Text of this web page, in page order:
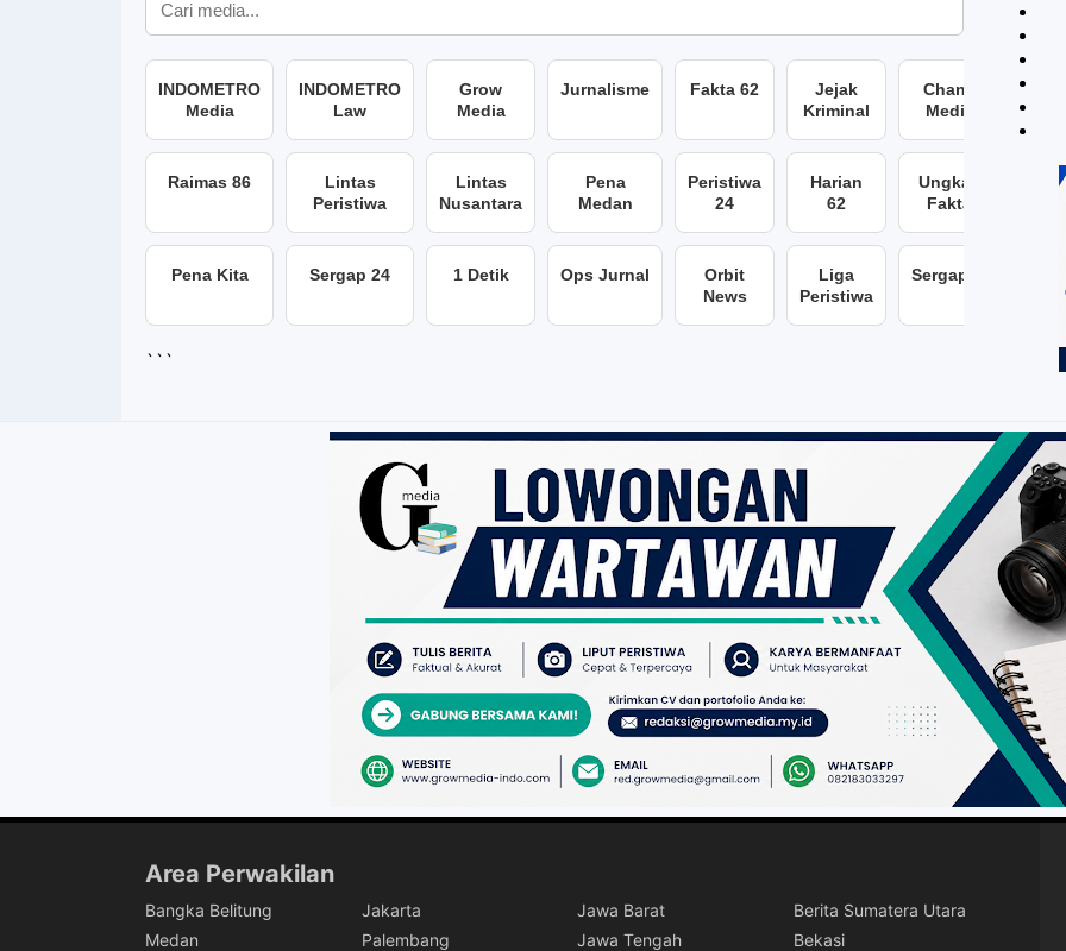
INDOMETRO
Media
INDOMETRO
Law
Grow
Media
Jurnalisme Fakta 62
Jejak
Kriminal
Chans
Media
Raimas 86
Lintas
Peristiwa
Lintas
Nusantara
Pena
Medan
Peristiwa
24
Harian
62
Ungkap
Fakta
Pena Kita Sergap 24 1 Detik Ops Jurnal
Orbit
News
Liga
Peristiwa
Sergap86
```
Area Perwakilan
Bangka Belitung Jakarta Jawa Barat
Berita Sumatera Utara
Medan
Palembang Jawa Tengah Bekasi